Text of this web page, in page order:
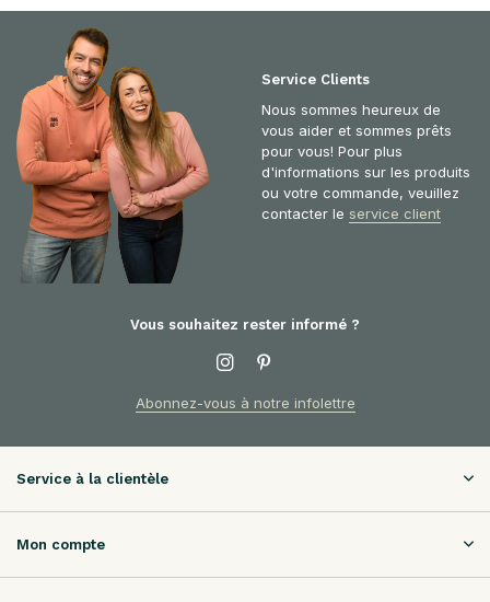
Service Clients
Nous sommes heureux de
vous aider et sommes prêts
pour vous! Pour plus
d'informations sur les produits
ou votre commande, veuillez
contacter le service client
Vous souhaitez rester informé ?
Abonnez-vous à notre infolettre
Service à la clientèle
Mon compte